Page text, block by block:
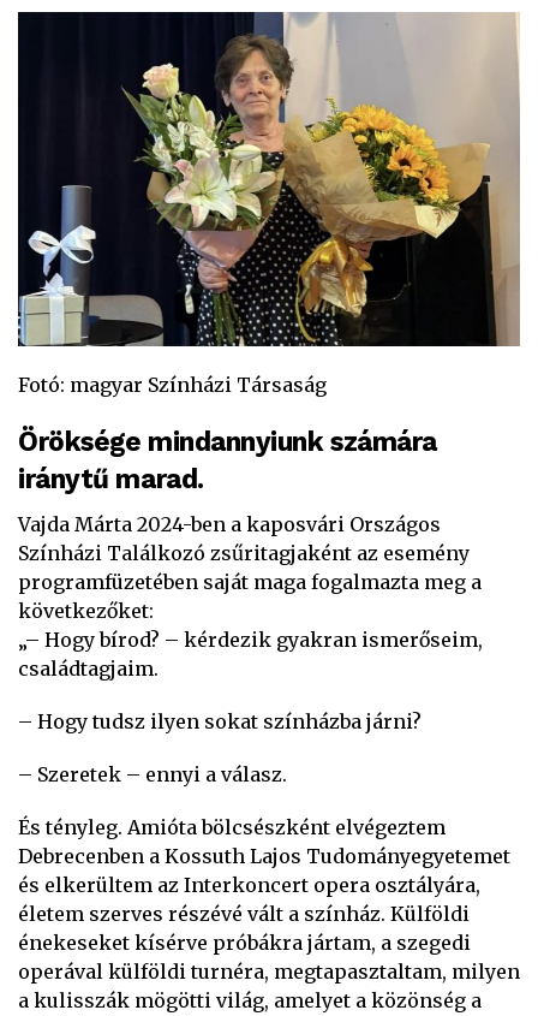
Fotó: magyar Színházi Társaság
Öröksége mindannyiunk számára
iránytű marad.
Vajda Márta 2024-ben a kaposvári Országos
Színházi Találkozó zsűritagjaként az esemény
programfüzetében saját maga fogalmazta meg a
következőket:
„– Hogy bírod? – kérdezik gyakran ismerőseim,
családtagjaim.
– Hogy tudsz ilyen sokat színházba járni?
– Szeretek – ennyi a válasz.
És tényleg. Amióta bölcsészként elvégeztem
Debrecenben a Kossuth Lajos Tudományegyetemet
és elkerültem az Interkoncert opera osztályára,
életem szerves részévé vált a színház. Külföldi
énekeseket kísérve próbákra jártam, a szegedi
operával külföldi turnéra, megtapasztaltam, milyen
a kulisszák mögötti világ, amelyet a közönség a